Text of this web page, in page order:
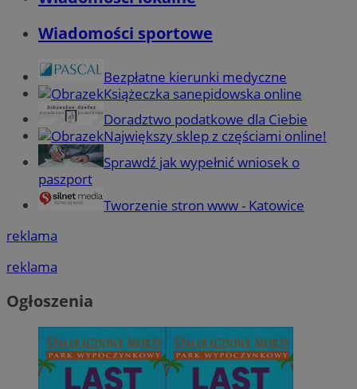
Wiadomości sportowe
Bezpłatne kierunki medyczne
Książeczka sanepidowska online
Doradztwo podatkowe dla Ciebie
Największy sklep z częściami online!
Sprawdź jak wypełnić wniosek o
paszport
Tworzenie stron www - Katowice
reklama
reklama
Ogłoszenia